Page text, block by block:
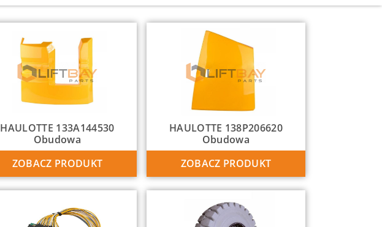
HAULOTTE 133A144530
Obudowa
ZOBACZ PRODUKT
HAULOTTE 138P206620
Obudowa
ZOBACZ PRODUKT